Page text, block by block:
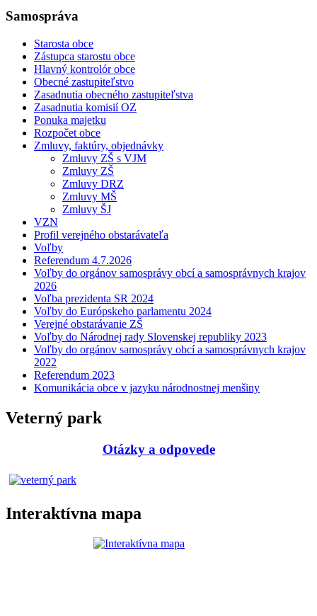
Samospráva
Starosta obce
Zástupca starostu obce
Hlavný kontrolór obce
Obecné zastupiteľstvo
Zasadnutia obecného zastupiteľstva
Zasadnutia komisií OZ
Ponuka majetku
Rozpočet obce
Zmluvy, faktúry, objednávky
Zmluvy ZŠ s VJM
Zmluvy ZŠ
Zmluvy DRZ
Zmluvy MŠ
Zmluvy ŠJ
VZN
Profil verejného obstarávateľa
Voľby
Referendum 4.7.2026
Voľby do orgánov samosprávy obcí a samosprávnych krajov
2026
Voľba prezidenta SR 2024
Voľby do Európskeho parlamentu 2024
Verejné obstarávanie ZŠ
Voľby do Národnej rady Slovenskej republiky 2023
Voľby do orgánov samosprávy obcí a samosprávnych krajov
2022
Referendum 2023
Komunikácia obce v jazyku národnostnej menšiny
Veterný park
Otázky a odpovede
Interaktívna mapa